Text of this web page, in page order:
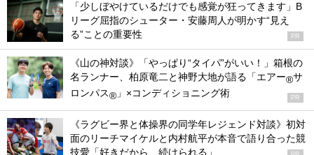
「少しぼやけているだけでも感覚が狂ってきます」B
リーグ屈指のシューター・安藤周人が明かす“見え
る”ことの重要性
PR
《山の神対談》「やっぱり“タイパ”がいい！」箱根の
名ランナー、柏原竜二と神野大地が語る「エアー®サ
ロンパス® 」×コンディショニング術 PR
《ラグビー界と体操界の同学年レジェンド対談》初対
面のリーチマイケルと内村航平が本音で語り合った競
技愛「好きだから、続けられる」